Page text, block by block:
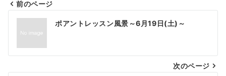
投
ナ
ビ
前のページ
ポアントレッスン風景～6月19日(土)～
次のページ